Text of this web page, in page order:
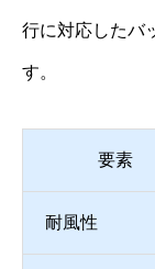
行に対応したバ
す。
要素
耐風性